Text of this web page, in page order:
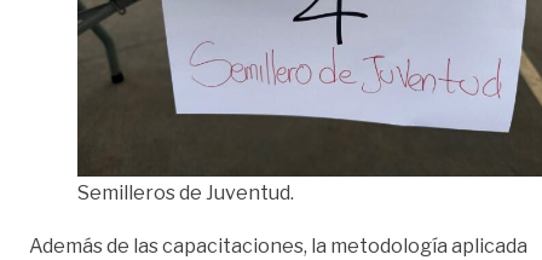
Semilleros de Juventud.
Además de las capacitaciones, la metodología aplicada